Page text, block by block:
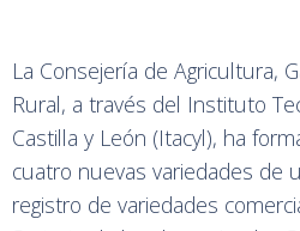
La Consejería de Agricultura,
Rural, a través del Instituto
Castilla y León (Itacyl), ha
cuatro nuevas variedades de
registro de variedades